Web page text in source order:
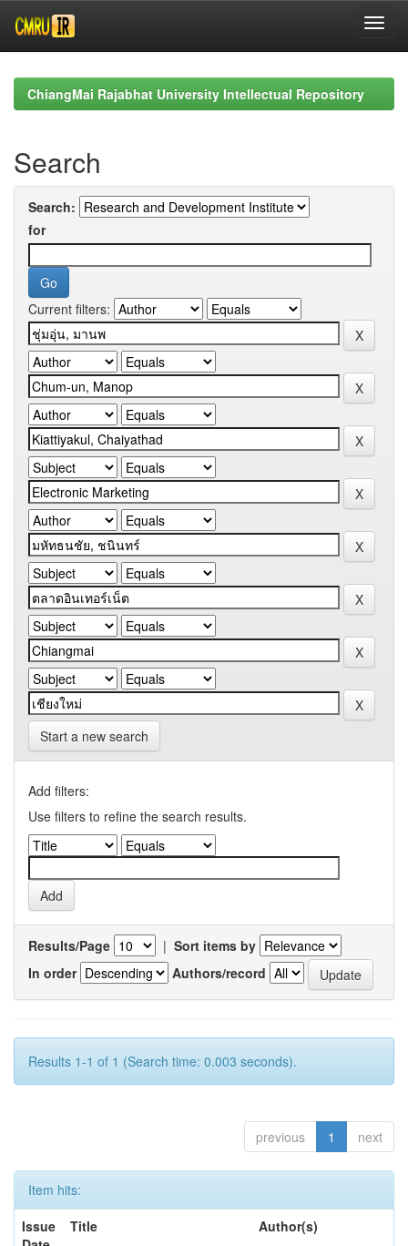
navigationChiangMai Rajabhat University Intellectual Repository
Search
Search:
for
Current filters:
Start a new search
Add filters:
Use filters to refine the search results.
Results/Page | Sort items by
In order
Authors/record
Results 1-1 of 1 (Search time: 0.003 seconds).
previous 1 next
Item hits:
Issue
Title Author(s)